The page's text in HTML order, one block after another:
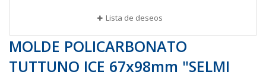
Lista de deseos
MOLDE POLICARBONATO
TUTTUNO ICE 67x98mm "SELMI